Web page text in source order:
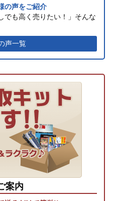
の声をご紹介
でも高く売りたい！」そんな
声一覧
案内